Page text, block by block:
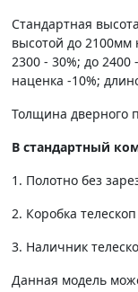
Стандартная
высотой до 2100мм
2300 - 30%; до
наценка -10%;
Толщина дверного
В стандартный
1. Полотно без
2. Коробка
3. Наличник
Данная модель